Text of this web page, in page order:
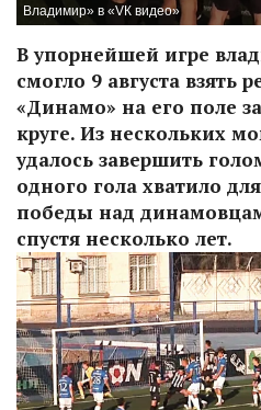
Владимир» в «VК видео»
В упорнейшей игре
смогло 9 августа взять
«Динамо» на его поле
круге. Из нескольких
удалось завершить
одного гола хватило
победы над
спустя несколько лет.